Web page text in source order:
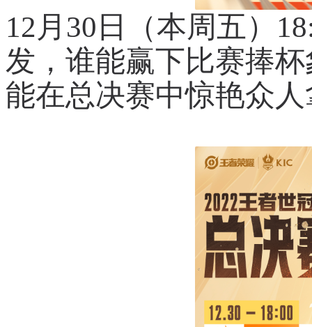
12月30日（本周五）
发，谁能赢下比赛捧
能在总决赛中惊艳众